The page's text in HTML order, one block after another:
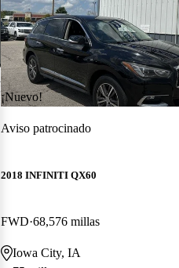
¡Nuevo!
Aviso patrocinado
2018 INFINITI QX60
FWD 68,576 millas
Iowa City, IA